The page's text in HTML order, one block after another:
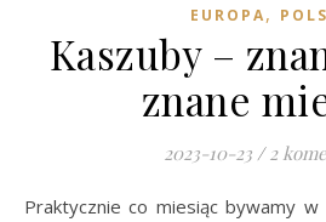
EUROPA,
Kaszuby –
znane
2023-10-23 / 2
Praktycznie co miesiąc bywamy w Trójmieście i od czasu